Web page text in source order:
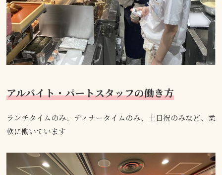
アルバイト・パートスタッフの働き方
ランチタイムのみ、ディナータイムのみ、土日祝のみなど、柔
軟に働いています